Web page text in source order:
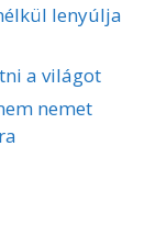
lenyúlja
a világot
nemet